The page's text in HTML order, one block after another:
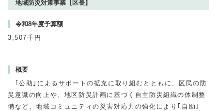
地域防災対策事業【区長】
令和8年度予算額
3,507千円
概要
｢公助｣によるサポートの拡充に取り組むとともに、区民の防
災意識の向上や、地区防災計画に基づく自主防災組織の体制整
備など、地域コミュニティの災害対応力の強化により｢自助｣